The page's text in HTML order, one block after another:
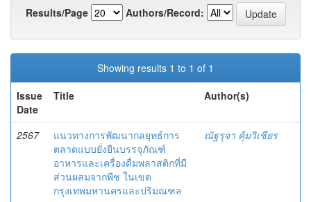
Results/Page
Authors/Record:
Showing results 1 to 1 of 1
Issue
Date
Title Author(s)
2567
แนวทางการพัฒนากลยุทธ์การ
ตลาดแบบยั่งยืนบรรจุภัณฑ์
อาหารและเครื่องดื่มพลาสติกที่มี
ส่วนผสมจากพืช ในเขต
กรุงเทพมหานครและปริมณฑล
ณัฐรุจา คุ้มวิเชียร